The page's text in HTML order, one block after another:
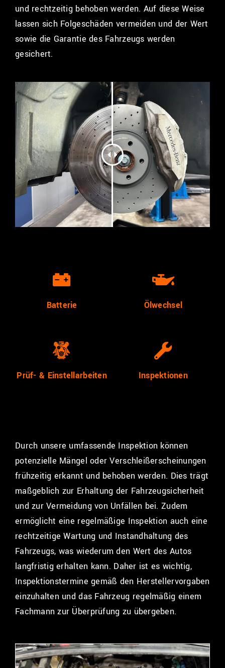
und rechtzeitig behoben werden. Auf diese Weise
lassen sich Folgeschäden vermeiden und der Wert
sowie die Garantie des Fahrzeugs werden
gesichert.
Batterie Ölwechsel
Prüf- & Einstellarbeiten Inspektionen
Durch unsere umfassende Inspektion können
potenzielle Mängel oder Verschleißerscheinungen
frühzeitig erkannt und behoben werden. Dies trägt
maßgeblich zur Erhaltung der Fahrzeugsicherheit
und zur Vermeidung von Unfällen bei. Zudem
ermöglicht eine regelmäßige Inspektion auch eine
rechtzeitige Wartung und Instandhaltung des
Fahrzeugs, was wiederum den Wert des Autos
langfristig erhalten kann. Daher ist es wichtig,
Inspektionstermine gemäß den Herstellervorgaben
einzuhalten und das Fahrzeug regelmäßig einem
Fachmann zur Überprüfung zu übergeben.